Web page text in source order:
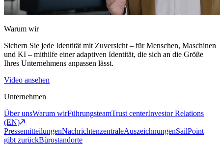
Warum wir
Sichern Sie jede Identität mit Zuversicht – für Menschen, Maschinen
und KI – mithilfe einer adaptiven Identität, die sich an die Größe
Ihres Unternehmens anpassen lässt.
Video ansehen
Unternehmen
Über unsWarum wirFührungsteamTrust centerInvestor Relations
(EN)
PressemitteilungenNachrichtenzentraleAuszeichnungenSailPoint
gibt zurückBürostandorte